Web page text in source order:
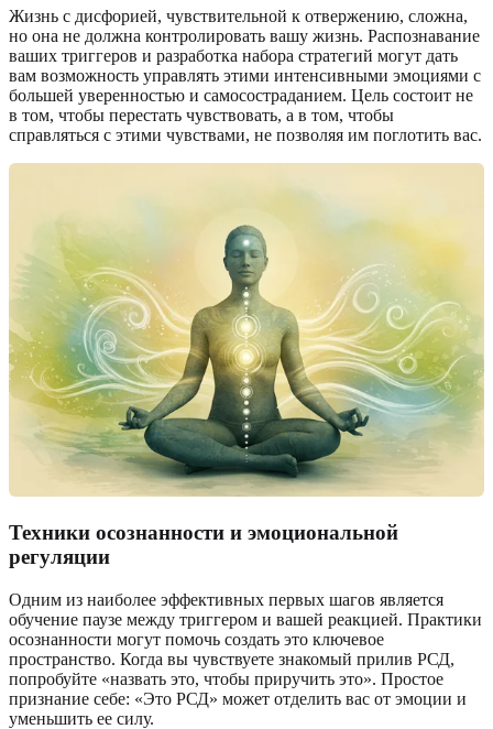
Жизнь с дисфорией, чувствительной к отвержению, сложна,
но она не должна контролировать вашу жизнь. Распознавание
ваших триггеров и разработка набора стратегий могут дать
вам возможность управлять этими интенсивными эмоциями с
большей уверенностью и самосостраданием. Цель состоит не
в том, чтобы перестать чувствовать, а в том, чтобы
справляться с этими чувствами, не позволяя им поглотить вас.
Техники осознанности и эмоциональной
регуляции
Одним из наиболее эффективных первых шагов является
обучение паузе между триггером и вашей реакцией. Практики
осознанности могут помочь создать это ключевое
пространство. Когда вы чувствуете знакомый прилив РСД,
попробуйте «назвать это, чтобы приручить это». Простое
признание себе: «Это РСД» может отделить вас от эмоции и
уменьшить ее силу.